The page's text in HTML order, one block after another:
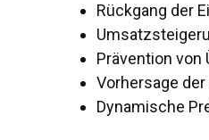
Rückgang der
Prävention von
Vorhersage
Dynamische